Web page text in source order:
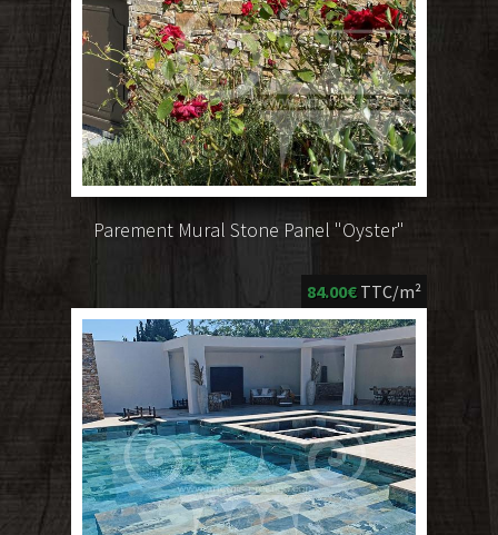
Parement Mural Stone Panel "Oyster"
84.00€ TTC/m²